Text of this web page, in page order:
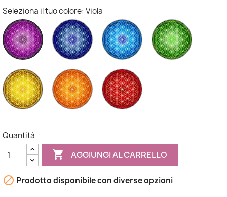
Seleziona il tuo colore: Viola
Viola Indigo
Giallo Arancione
Quantità
 AGGIUNGI AL CARRELLO
 Prodotto disponibile con diverse opzioni